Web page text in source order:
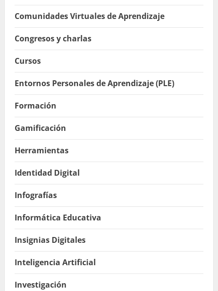
Comunidades Virtuales de Aprendizaje
Congresos y charlas
Cursos
Entornos Personales de Aprendizaje (PLE)
Formación
Gamificación
Herramientas
Identidad Digital
Infografías
Informática Educativa
Insignias Digitales
Inteligencia Artificial
Investigación